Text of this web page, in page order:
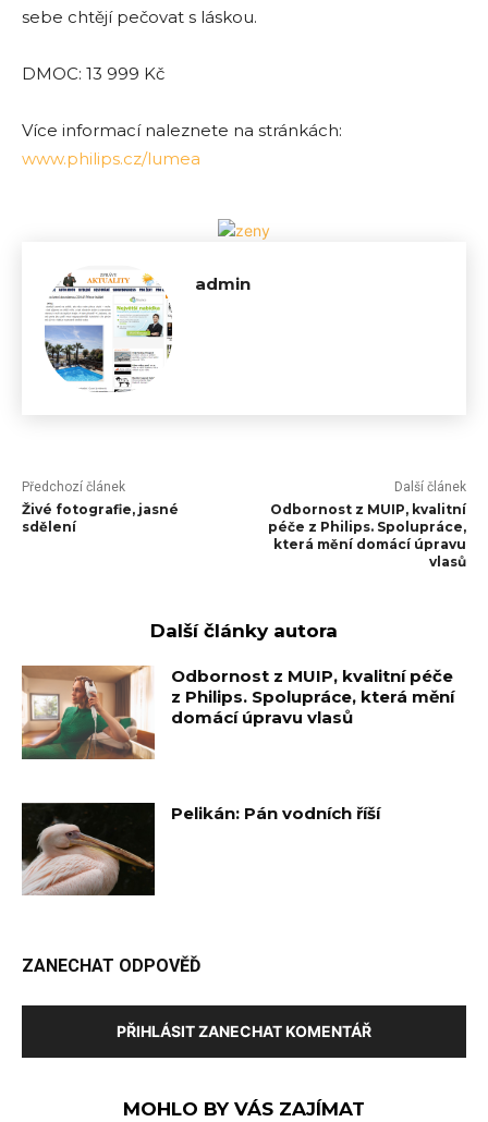
sebe chtějí pečovat s láskou.
DMOC: 13 999 Kč
Více informací naleznete na stránkách:
www.philips.cz/lumea
admin
Předchozí článek
Živé fotografie, jasné
sdělení
Další článek
Odbornost z MUIP, kvalitní
péče z Philips. Spolupráce,
která mění domácí úpravu
vlasů
Další články autora
Odbornost z MUIP, kvalitní péče
z Philips. Spolupráce, která mění
domácí úpravu vlasů
Pelikán: Pán vodních říší
ZANECHAT ODPOVĚĎ
PŘIHLÁSIT ZANECHAT KOMENTÁŘ
MOHLO BY VÁS ZAJÍMAT